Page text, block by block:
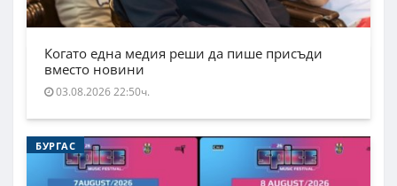
Когато една медия реши да пише присъди
вместо новини
03.08.2026 22:50ч.
БУРГАС